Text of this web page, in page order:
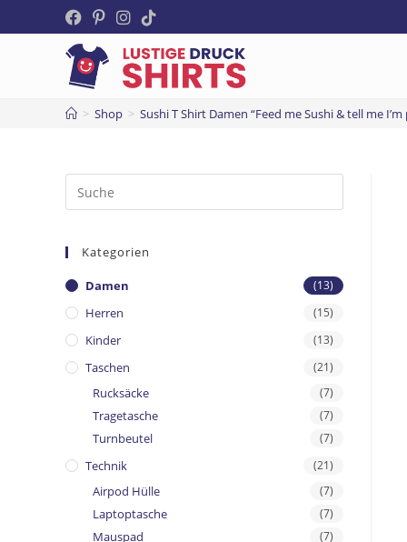
> Shop > Sushi T Shirt Damen “Feed me Sushi & tell me
Kategorien
Damen (13)
Herren (15)
Kinder (13)
Taschen (21)
Rucksäcke (7)
Tragetasche (7)
Turnbeutel (7)
Technik (21)
Airpod Hülle (7)
Laptoptasche (7)
Mauspad (7)